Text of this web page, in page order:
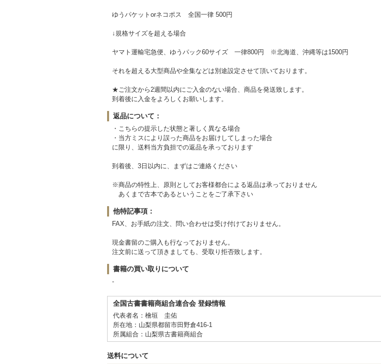
ゆうパケットorネコポス 全国一律 500円
↓規格サイズを超える場合
ヤマト運輸宅急便、ゆうパック60サイズ 一律800円 ※北海道、沖縄等は1500円
それを超える大型商品や全集などは別途設定させて頂いております。
★ご注文から2週間以内にご入金のない場合、商品を発送致します。
到着後に入金をよろしくお願いします。
返品について：
・こちらの提示した状態と著しく異なる場合
・当方ミスにより誤った商品をお届けしてしまった場合
に限り、送料当方負担での返品を承っております
到着後、3日以内に、まずはご連絡ください
※商品の特性上、原則としてお客様都合による返品は承っておりません
あくまで古本であるということをご了承下さい
他特記事項：
FAX、お手紙の注文、問い合わせは受け付けておりません。
現金書留のご購入も行なっておりません。
注文前に送って頂きましても、受取り拒否致します。
書籍の買い取りについて
-
全国古書書籍商組合連合会 登録情報
代表者名：檜垣 圭佑
所在地：山梨県都留市田野倉416-1
所属組合：山梨県古書籍商組合
送料について